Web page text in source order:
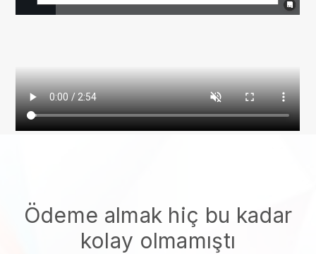
Ödeme almak hiç bu kadar
kolay olmamıştı